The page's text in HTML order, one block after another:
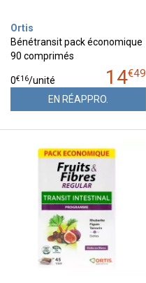
Ortis
Bénétransit pack économique
90 comprimés
14€49
0€16/unité
EN RÉAPPRO.